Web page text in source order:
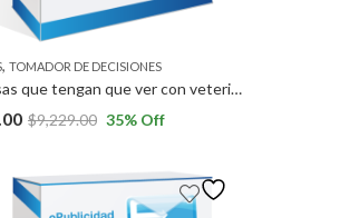
, TOMADOR DE DECISIONES
*Empresas que tengan que ver con veterinarios (hospitales, farmacias, guarderías para mascotas, etc), a Nivel Nacional y Veterinarios, a Nivel Nacional.
$9,229.00 35% Off